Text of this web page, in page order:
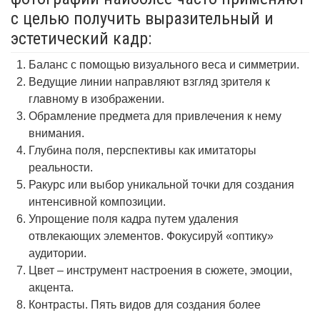
с целью получить выразительный и
эстетический кадр:
Баланс с помощью визуального веса и симметрии.
Ведущие линии направляют взгляд зрителя к
главному в изображении.
Обрамление предмета для привлечения к нему
внимания.
Глубина поля, перспективы как имитаторы
реальности.
Ракурс или выбор уникальной точки для создания
интенсивной композиции.
Упрощение поля кадра путем удаления
отвлекающих элементов. Фокусируй «оптику»
аудитории.
Цвет – инструмент настроения в сюжете, эмоции,
акцента.
Контрасты. Пять видов для создания более